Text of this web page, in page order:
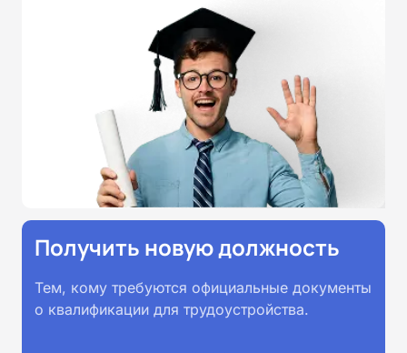
Получить новую должность
Тем, кому требуются официальные документы
о квалификации для трудоустройства.